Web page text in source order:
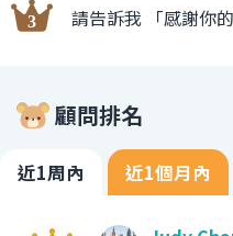
請告訴我 「感謝你
顧問排名
近1周內 近1個月內